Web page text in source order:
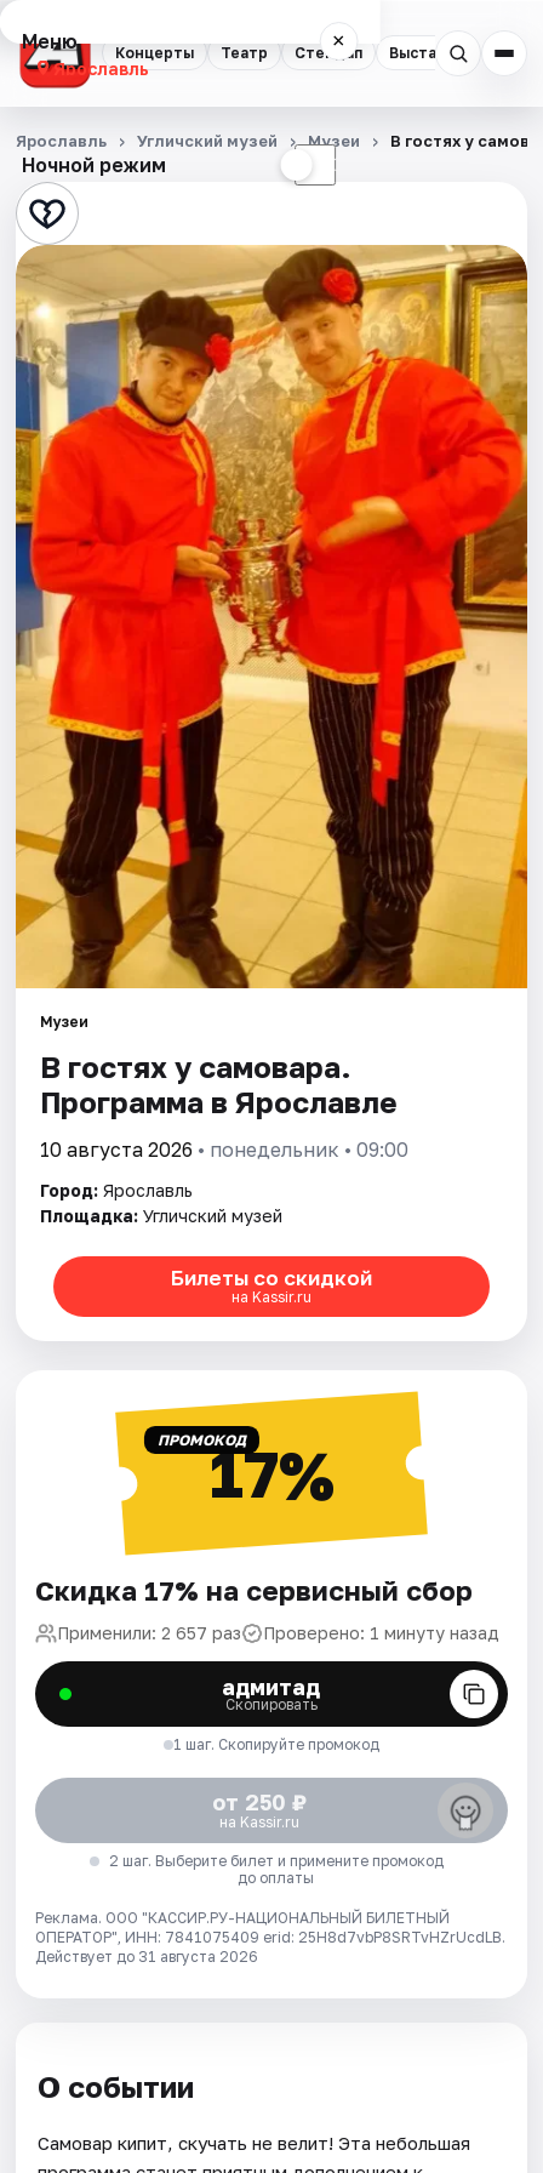
Концерты Театр Стендап Выставки
Меню ×
Ярославль
Концерты
Театр
Стендап
Выставки
Квесты
Экскурсии
События
Города
Площадки
Артисты
Рейтинги
Ночной режим ☾
Ярославль Угличский музей Музеи В гостях у
Музеи
В гостях у самовара.
Программа в Ярославле
10 августа 2026 • понедельник • 09:00
Город: Ярославль
Площадка: Угличский музей
Билеты со скидкой
на Kassir.ru
ПРОМОКОД17%
Скидка 17% на сервисный сбор
Применили: 2 657 раз Проверено: 1 минуту назад
адмитад
Скопировать
1 шаг. Скопируйте промокод
от 250 ₽
на Kassir.ru
2 шаг. Выберите билет и примените промокод
до оплаты
Реклама. ООО "КАССИР.РУ-НАЦИОНАЛЬНЫЙ БИЛЕТНЫЙ
ОПЕРАТОР", ИНН: 7841075409 erid: 25H8d7vbP8SRTvHZrUcdLB.
Действует до 31 августа 2026
О событии
Самовар кипит, скучать не велит! Эта небольшая